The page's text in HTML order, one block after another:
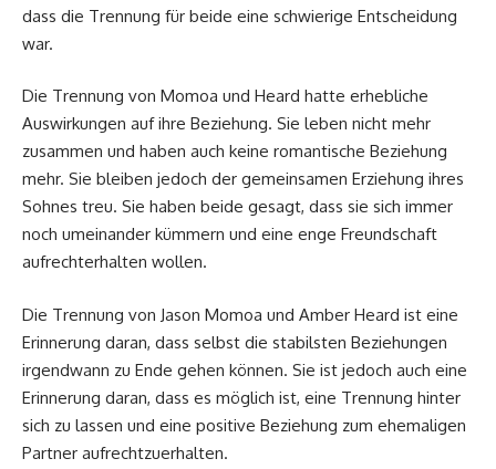
dass die Trennung für beide eine schwierige Entscheidung
war.
Die Trennung von Momoa und Heard hatte erhebliche
Auswirkungen auf ihre Beziehung. Sie leben nicht mehr
zusammen und haben auch keine romantische Beziehung
mehr. Sie bleiben jedoch der gemeinsamen Erziehung ihres
Sohnes treu. Sie haben beide gesagt, dass sie sich immer
noch umeinander kümmern und eine enge Freundschaft
aufrechterhalten wollen.
Die Trennung von Jason Momoa und Amber Heard ist eine
Erinnerung daran, dass selbst die stabilsten Beziehungen
irgendwann zu Ende gehen können. Sie ist jedoch auch eine
Erinnerung daran, dass es möglich ist, eine Trennung hinter
sich zu lassen und eine positive Beziehung zum ehemaligen
Partner aufrechtzuerhalten.